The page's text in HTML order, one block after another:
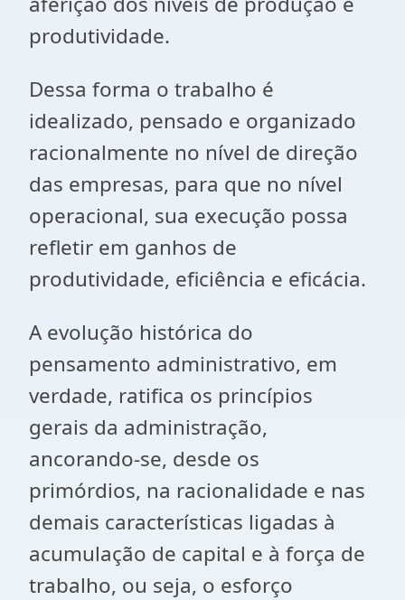
produtividade.
Dessa forma o trabalho é
idealizado, pensado e organizado
racionalmente no nível de direção
das empresas, para que no nível
operacional, sua execução possa
refletir em ganhos de
produtividade, eficiência e eficácia.
A evolução histórica do
pensamento administrativo, em
verdade, ratifica os princípios
gerais da administração,
ancorando-se, desde os
primórdios, na racionalidade e nas
demais características ligadas à
acumulação de capital e à força de
trabalho, ou seja, o esforço